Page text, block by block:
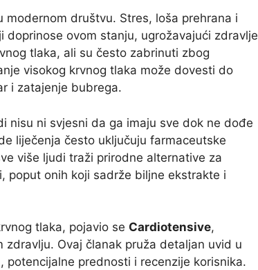
društvu. Stres, loša prehrana i
ovom stanju, ugrožavajući zdravlje
tlaka, ali su često zabrinuti zbog
visokog krvnog tlaka može dovesti do
i zatajenje bubrega.
nisu ni svjesni da ga imaju sve dok ne dođe
liječenja često uključuju farmaceutske
više ljudi traži prirodne alternative za
poput onih koji sadrže biljne ekstrakte i
tlaka, pojavio se Cardiotensive,
Ovaj članak pruža detaljan uvid u
potencijalne prednosti i recenzije korisnika.